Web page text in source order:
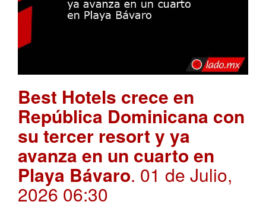
Best Hotels crece en
República Dominicana con
su tercer resort y ya
avanza en un cuarto en
Playa Bávaro. 01 de Julio,
2026 06:30